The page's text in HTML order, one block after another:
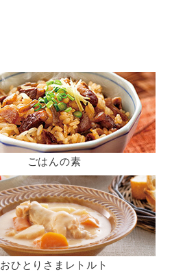
ごはんの素
おひとりさまレトルト